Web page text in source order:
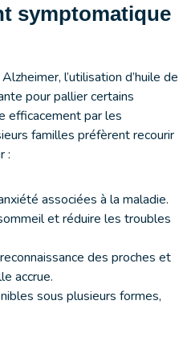
symptomatique
l’utilisation d’huile de
pour pallier certains
efficacement par les
familles préfèrent recourir
:
associées à la maladie.
et réduire les troubles
des proches et
accrue.
sous plusieurs formes,